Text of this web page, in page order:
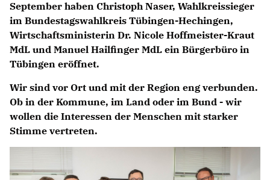
September haben Christoph Naser, Wahlkreissieger
im Bundestagswahlkreis Tübingen-Hechingen,
Wirtschaftsministerin Dr. Nicole Hoffmeister-Kraut
MdL und Manuel Hailfinger MdL ein Bürgerbüro in
Tübingen eröffnet.
Wir sind vor Ort und mit der Region eng verbunden.
Ob in der Kommune, im Land oder im Bund - wir
wollen die Interessen der Menschen mit starker
Stimme vertreten.